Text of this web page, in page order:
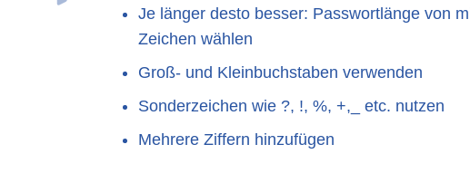
Je länger desto besser: Passwortlänge von
Zeichen wählen
Groß- und Kleinbuchstaben verwenden
Sonderzeichen wie ?, !, %, +,_ etc. nutzen
Mehrere Ziffern hinzufügen